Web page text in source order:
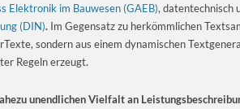
Elektronik im Bauwesen (GAEB), datentechnisch
(DIN). Im Gegensatz zu herkömmlichen
sondern aus einem dynamischen
Regeln erzeugt.
unendlichen Vielfalt an